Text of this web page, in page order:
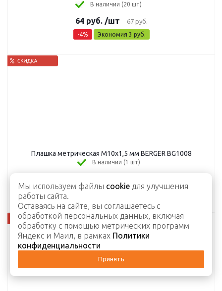
В наличии (20 шт)
64 руб. /шт 67руб.
-4% Экономия 3 руб.
Плашка метрическая М10х1,5 мм BERGER BG1008
В наличии (1 шт)
5 5руб.
Мы используем файлы cookie для улучшения
работы сайта.
Оставаясь на сайте, вы соглашаетесь с
обработкой персональных данных, включая
обработку с помощью метрических программ
Яндекс и Маил, в рамках Политики
конфиденциальности
Принять